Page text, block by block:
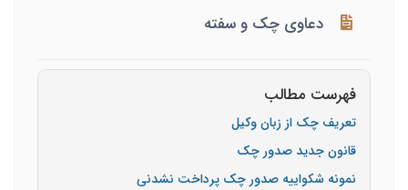
دعاوی چک و سفته
فهرست مطالب
تعریف چک از زبان وکیل
قانون جدید صدور چک
نمونه شکواییه صدور چک پرداخت نشدنی